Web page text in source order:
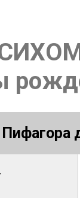
Пифагора